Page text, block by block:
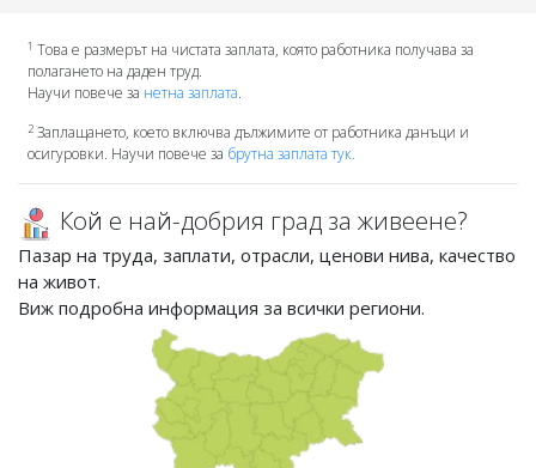
1 Това е размерът на чистата заплата, която работника получава за
полагането на даден труд.
Научи повече за нетна заплата.
2Заплащането, което включва дължимите от работника данъци и
осигуровки. Научи повече за брутна заплата тук.
Кой е най-добрия град за живеене?
Пазар на труда, заплати, отрасли, ценови нива, качество
на живот.
Виж подробна информация за всички региони.